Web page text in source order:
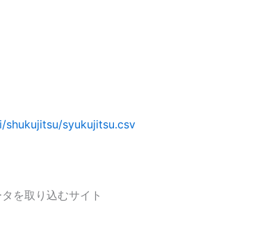
syukujitsu.csv
を取り込むサイト